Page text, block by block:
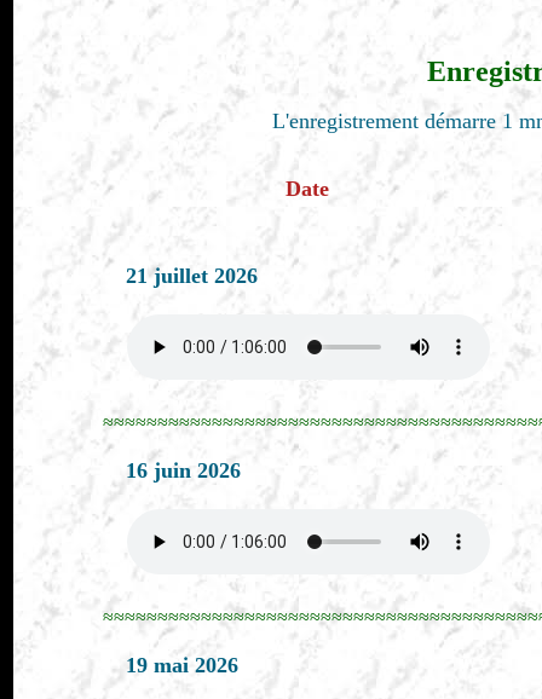
L'enregistrement démarre 1
Date
21 juillet 2026
16 juin 2026
19 mai 2026